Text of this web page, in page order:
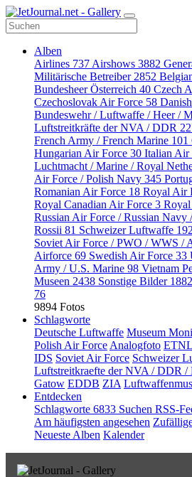
Alben
Airlines 737 Airshows 3882
Militärische Betreiber 2852
Bundesheer Österreich 40 Czech
Czechoslovak Air Force 58
Bundeswehr / Luftwaffe / Heer /
Luftstreitkräfte der NVA / DDR
French Army / French Marine 101
Hungarian Air Force 30 Italian Air
Luchtmacht / Marine / Royal
Air Force / Polish Navy 345
Romanian Air Force 18 Royal Air
Royal Canadian Air Force 3
Russian Air Force / Russian
Rossii 81 Schweizer Luftwaffe 192
Soviet Air Force / PWO / WWS /
Airforce 69 Swedish Air Force 33
Army / U.S. Marine 98 Vietnam
Museen 2438 Sonstige Bilder 1882
76
9894 Fotos
Schlagworte
Deutsche Luftwaffe Museum
Polish Air Force Analogfoto ETNL
IDS Soviet Air Force Schweizer
Luftstreitkraefte der NVA / DDR /
Gatow EDDB ZIA
Entdecken
Schlagworte 6833 Suchen RSS-
Am häufigsten angesehen
Neueste Alben Kalender